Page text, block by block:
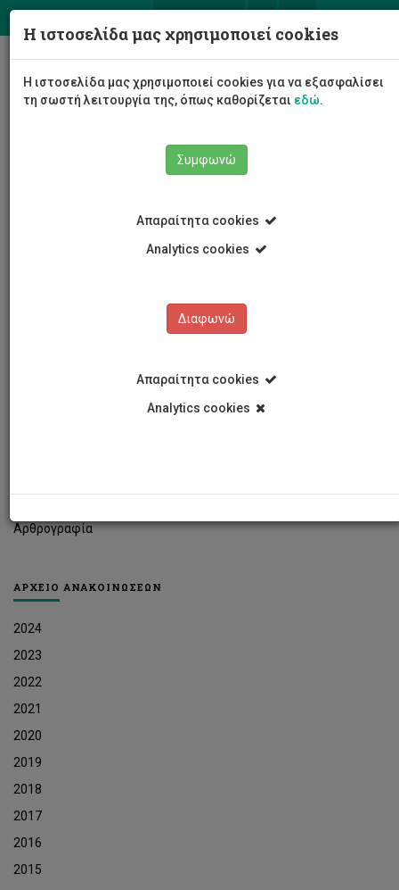
Αρθρογραφία
ΑΡΧΕΙΟ ΑΝΑΚΟΙΝΩΣΕΩΝ
2024
2023
2022
2021
2020
2019
2018
2017
2016
2015
Η ιστοσελίδα μας χρησιμοποιεί cookies
Η ιστοσελίδα μας χρησιμοποιεί cookies για να εξασφαλίσει
τη σωστή λειτουργία της, όπως καθορίζεται εδώ.
Συμφωνώ
Απαραίτητα cookies
Analytics cookies
Διαφωνώ
Απαραίτητα cookies
Analytics cookies